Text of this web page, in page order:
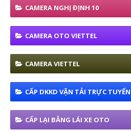
CAMERA NGHỊ ĐỊNH 10
CAMERA OTO VIETTEL
CAMERA VIETTEL
CẤP DKKD VẬN TẢI TRỰC TUYẾN
CẤP LẠI BẰNG LÁI XE OTO